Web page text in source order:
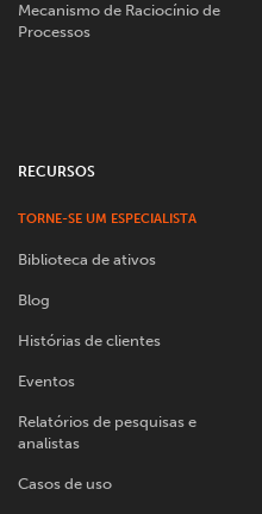
Mecanismo de Raciocínio de
Processos
RECURSOS
TORNE-SE UM ESPECIALISTA
Biblioteca de ativos
Blog
Histórias de clientes
Eventos
Relatórios de pesquisas e
analistas
Casos de uso